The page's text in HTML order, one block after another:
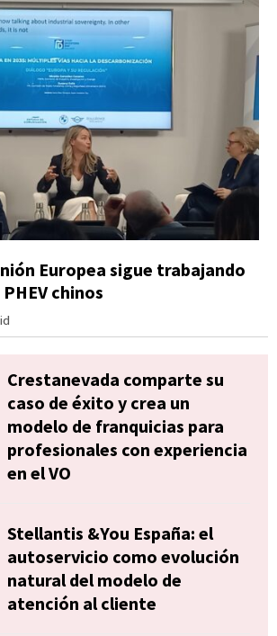
Europea sigue trabajando
chinos
Crestanevada comparte su
caso de éxito y crea un
modelo de franquicias para
profesionales con experiencia
en el VO
Stellantis &You España: el
autoservicio como evolución
natural del modelo de
atención al cliente